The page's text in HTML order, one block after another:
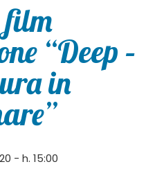
film
“Deep –
in
- h. 15:00